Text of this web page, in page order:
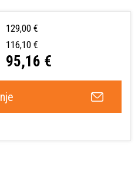
129,00 €
116,10 €
95,16 €